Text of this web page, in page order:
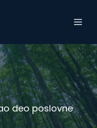
deo poslovne